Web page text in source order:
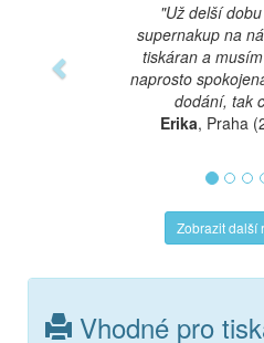
"Už delší
supernakup na
tiskáran a
naprosto
dodání, tak
Erika, Praha
Zobrazit další
Vhodné pro